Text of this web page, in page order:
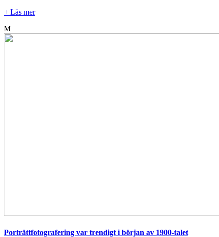
+ Läs mer
M
Porträttfotografering var trendigt i början av 1900-talet